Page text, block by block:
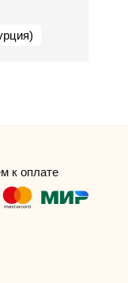
к оплате